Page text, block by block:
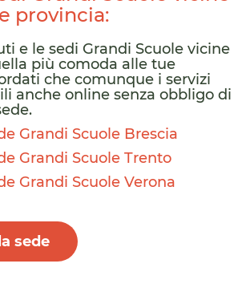
provincia:
e le sedi Grandi Scuole vicine
più comoda alle tue
che comunque i servizi
anche online senza obbligo di
Grandi Scuole Brescia
Grandi Scuole Trento
Grandi Scuole Verona
sede